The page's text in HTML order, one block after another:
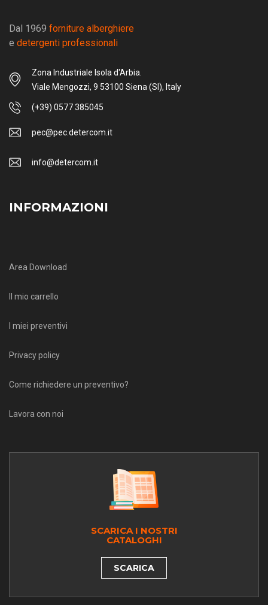
Dal 1969 forniture alberghiere
e detergenti professionali
Zona Industriale Isola d'Arbia.
Viale Mengozzi, 9 53100 Siena (SI), Italy
(+39) 0577 385045
pec@pec.detercom.it
info@detercom.it
INFORMAZIONI
Area Download
Il mio carrello
I miei preventivi
Privacy policy
Come richiedere un preventivo?
Lavora con noi
SCARICA I NOSTRI
CATALOGHI
SCARICA